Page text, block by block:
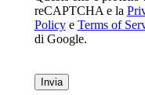
reCAPTCHA e la
Policye Terms of
di Google.